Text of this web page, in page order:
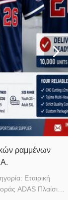
Ελαφρύς βάρος Usa Αμερικανική ποδοσφαιρική στολή Sublimation Jersey Αθλητικά ρούχα
Ελαφρύ Sublimation Παιδιά Μάχη MMA σύντμηση Shorts Custom
Προσαρμοσμένα Ανδρικά Νεολαία Υπερόχριστα Παλέτα Σιγκλς Αθλητικά ρούχα Spandex
Εφαρμόστε το σχεδιασμό υπογραμμισμένο τυπωμένο γυναικείο μπλουζάκι μπέιζμπολ κάτω κάτω
ραμμένων
Εταιρική
ADAS Πλαίσιο
